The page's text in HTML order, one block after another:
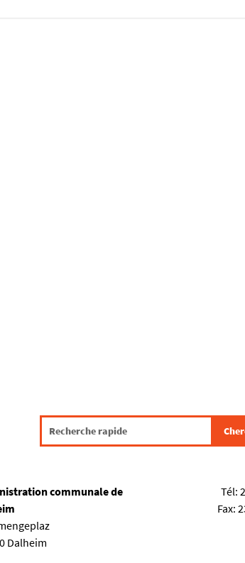
communale de
Dalheim
Tél:
Fax: